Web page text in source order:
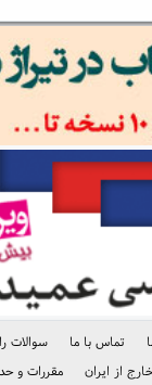
تماس با ما سوالات
از ایران
مقررات و